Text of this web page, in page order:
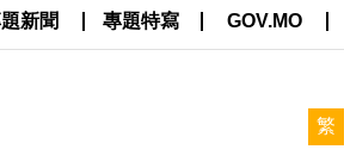
新聞 專題特寫 GOV.MO
繁